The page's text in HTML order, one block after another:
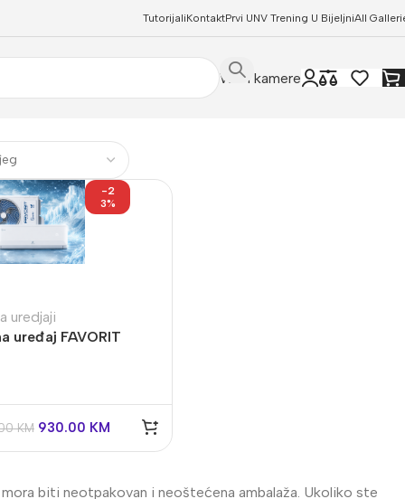
TutorijaliKontaktPrvi UNV Trening U BijeljniAll
WIFI kamere
-2
3%
uredjaji
uređaj FAVORIT
KM 930.00 KM
biti neotpakovan i neoštećena ambalaža. Ukoliko ste